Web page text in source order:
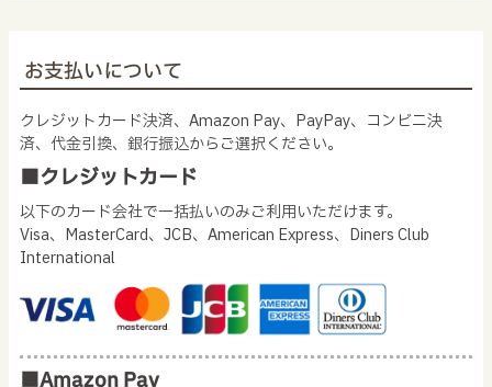
お支払いについて
クレジットカード決済、Amazon Pay、PayPay、コンビニ決
済、代金引換、銀行振込からご選択ください。
■クレジットカード
以下のカード会社で一括払いのみご利用いただけます。
Visa、MasterCard、JCB、American Express、Diners Club
International
■Amazon Pay